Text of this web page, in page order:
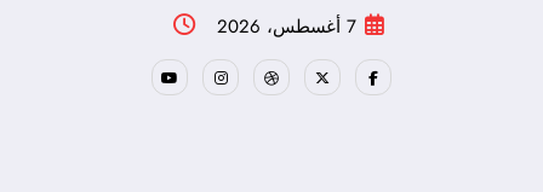
7 أغسطس، 2026